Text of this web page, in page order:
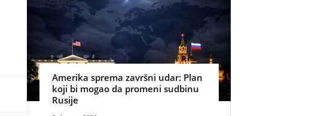
Amerika sprema završni udar: Plan
koji bi mogao da promeni sudbinu
Rusije